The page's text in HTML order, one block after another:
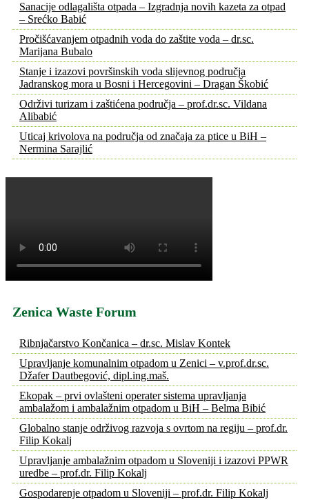
Sanacije odlagališta otpada – Izgradnja novih kazeta za otpad
– Srećko Babić
Pročišćavanjem otpadnih voda do zaštite voda – dr.sc.
Marijana Bubalo
Stanje i izazovi površinskih voda slijevnog područja
Jadranskog mora u Bosni i Hercegovini – Dragan Škobić
Održivi turizam i zaštićena područja – prof.dr.sc. Vildana
Alibabić
Uticaj krivolova na područja od značaja za ptice u BiH –
Nermina Sarajlić
Zenica Waste Forum
Ribnjačarstvo Končanica – dr.sc. Mislav Kontek
Upravljanje komunalnim otpadom u Zenici – v.prof.dr.sc.
Džafer Dautbegović, dipl.ing.maš.
Ekopak – prvi ovlašteni operater sistema upravljanja
ambalažom i ambalažnim otpadom u BiH – Belma Bibić
Globalno stanje održivog razvoja s ovrtom na regiju – prof.dr.
Filip Kokalj
Upravljanje ambalažnim otpadom u Sloveniji i izazovi PPWR
uredbe – prof.dr. Filip Kokalj
Gospodarenje otpadom u Sloveniji – prof.dr. Filip Kokalj